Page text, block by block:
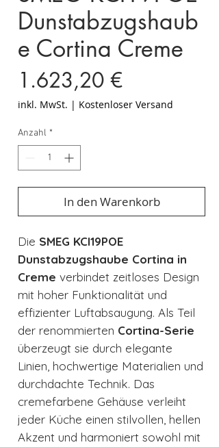
Dunstabzugshaub
e Cortina Creme
1.623,20 €Preis
inkl. MwSt. | Kostenloser Versand
Anzahl *
In den Warenkorb
Die SMEG KCI19POE
Dunstabzugshaube Cortina in
Creme verbindet zeitloses Design
mit hoher Funktionalität und
effizienter Luftabsaugung. Als Teil
der renommierten Cortina-Serie
überzeugt sie durch elegante
Linien, hochwertige Materialien und
durchdachte Technik. Das
cremefarbene Gehäuse verleiht
jeder Küche einen stilvollen, hellen
Akzent und harmoniert sowohl mit